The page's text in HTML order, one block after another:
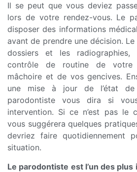
Il se peut que vous deviez
lors de votre rendez-vous. Le
disposer des informations
avant de prendre une décision.
dossiers et les radiographies,
contrôle de routine de votre
mâchoire et de vos gencives.
une mise à jour de l’état
parodontiste vous dira si
intervention. Si ce n’est pas le
vous suggérera quelques
devriez faire quotidiennement
situation.
Le parodontiste est l’un des